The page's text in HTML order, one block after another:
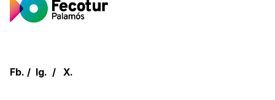
Fb. / Ig. / X.